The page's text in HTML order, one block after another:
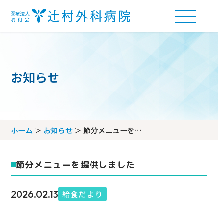
アクセス
問診票ダウンロード
診療科
部門
当院について
当院の理念
お知らせ
ホーム お知らせ
節分メニューを提
節分メニューを提供しました
2026.02.13 給食だより